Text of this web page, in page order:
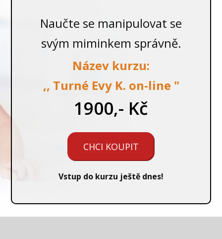
Naučte se manipulovat se
svým miminkem správně.
Název kurzu:
,, Turné Evy K. on-line "
1900,- Kč
CHCI KOUPIT
Vstup do kurzu ještě dnes!